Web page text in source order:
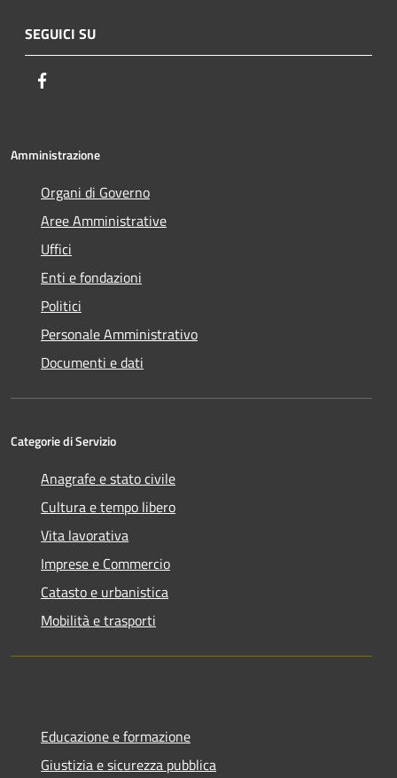
SEGUICI SU
Amministrazione
Organi di Governo
Aree Amministrative
Uffici
Enti e fondazioni
Politici
Personale Amministrativo
Documenti e dati
Categorie di Servizio
Anagrafe e stato civile
Cultura e tempo libero
Vita lavorativa
Imprese e Commercio
Catasto e urbanistica
Mobilità e trasporti
Educazione e formazione
Giustizia e sicurezza pubblica